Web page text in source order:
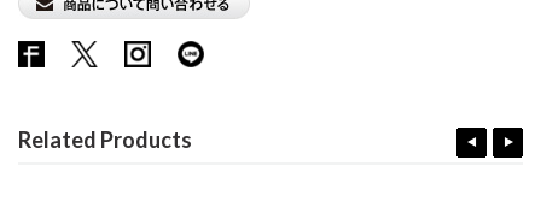
Related Products